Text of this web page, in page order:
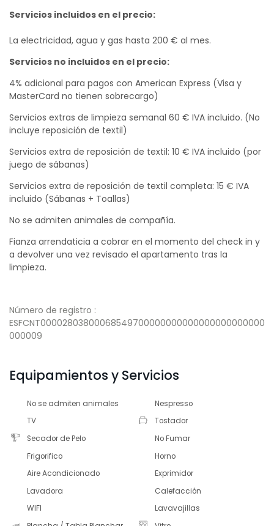
Servicios incluidos en el precio:
La electricidad, agua y gas hasta 200 € al mes.
Servicios no incluidos en el precio:
4% adicional para pagos con American Express (Visa y
MasterCard no tienen sobrecargo)
Servicios extras de limpieza semanal 60 € IVA incluido. (No
incluye reposición de textil)
Servicios extra de reposición de textil: 10 € IVA incluido (por
juego de sábanas)
Servicios extra de reposición de textil completa: 15 € IVA
incluido (Sábanas + Toallas)
No se admiten animales de compañía.
Fianza arrendaticia a cobrar en el momento del check in y
a devolver una vez revisado el apartamento tras la
limpieza.
Número de registro :
ESFCNT00002803800068549700000000000000000000000
000009
Equipamientos y Servicios
No se admiten animales
Nespresso
TV
Tostador
Secador de Pelo
No Fumar
Frigorifico
Horno
Aire Acondicionado
Exprimidor
Lavadora
Calefacción
WIFI
Lavavajillas